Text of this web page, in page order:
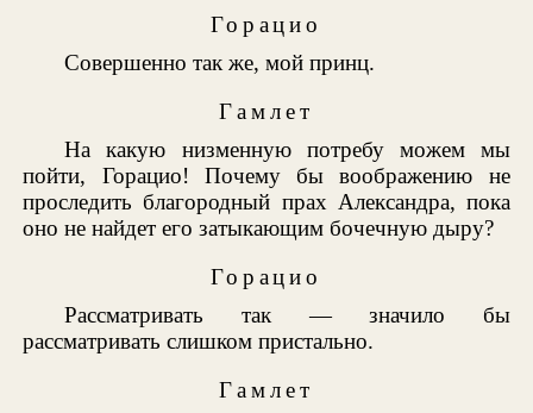
Горацио
Совершенно так же, мой принц.
Гамлет
На какую низменную потребу можем мы
пойти, Горацио! Почему бы воображению не
проследить благородный прах Александра, пока
оно не найдет его затыкающим бочечную дыру?
Горацио
Рассматривать так — значило бы
рассматривать слишком пристально.
Гамлет